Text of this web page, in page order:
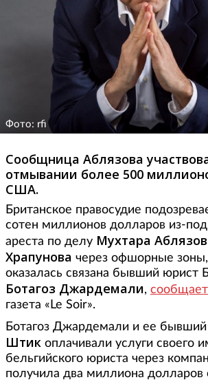
Фото: rfi
Сообщница Аблязова
отмывании более 500
США.
Британское правосудие
сотен миллионов долларов из-
ареста по делу Мухтара
Храпунова через офшорные
оказалась связана бывший юрист
Ботагоз Джардемали, сообщает
газета «Le Soir».
Ботагоз Джардемали и ее
Штик оплачивали услуги своего
бельгийского юриста через
получила два миллиона долларов